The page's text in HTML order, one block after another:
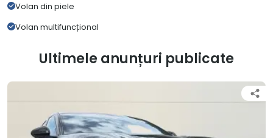
Volan din piele
Volan multifuncțional
Ultimele anunțuri publicate